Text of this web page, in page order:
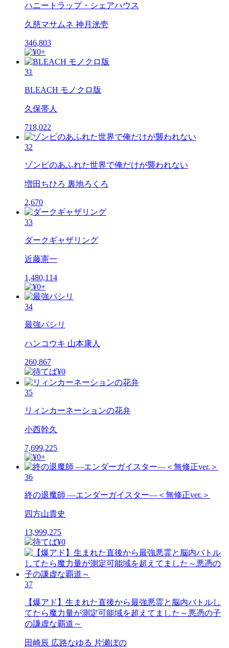
ハニートラップ・シェアハウス
久慈マサムネ 神月洸壱
346,803
31
BLEACH モノクロ版
久保帯人
718,022
32
ゾンビのあふれた世界で俺だけが襲われない
増田ちひろ 裏地ろくろ
2,670
33
ダークギャザリング
近藤憲一
1,480,114
34
最強パシリ
ハンコウキ 山本康人
260,867
35
リィンカーネーションの花弁
小西幹久
7,699,225
36
終の退魔師 ―エンダーガイスター―＜無修正ver.＞
四方山貴史
13,999,275
37
【爆アド】生まれた直後から最強悪霊と脳内バトルし
てたら魔力量が測定可能域を超えてました～悪憑の子
の謙虚な覇道～
田崎辰 広路なゆる 片瀬ぼの